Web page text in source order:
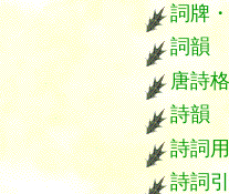
詞牌
詞韻
唐詩
詩韻
詩詞
詩詞